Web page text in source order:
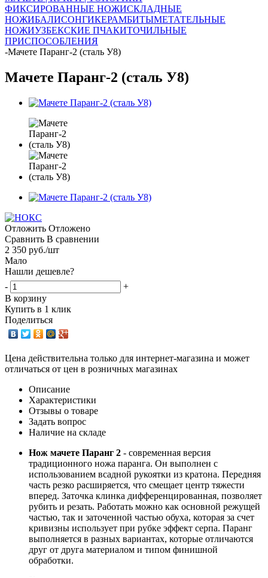
ФИКСИРОВАННЫЕ НОЖИСКЛАДНЫЕ
НОЖИБАЛИСОНГИКЕРАМБИТЫМЕТАТЕЛЬНЫЕ
НОЖИУЗБЕКСКИЕ ПЧАКИТОЧИЛЬНЫЕ
ПРИСПОСОБЛЕНИЯ
-Мачете Паранг-2 (сталь У8)
Мачете Паранг-2 (сталь У8)
Отложить Отложено
Сравнить В сравнении
2 350 руб./шт
Мало
Нашли дешевле?
-
+
В корзину
Купить в 1 клик
Поделиться
Цена действительна только для интернет-магазина и может
отличаться от цен в розничных магазинах
Описание
Характеристики
Отзывы о товаре
Задать вопрос
Наличие на складе
Нож мачете Паранг 2 - современная версия
традиционного ножа паранга. Он выполнен с
использованием всадной рукоятки из кратона. Передняя
часть резко расширяется, что смещает центр тяжести
вперед. Заточка клинка дифференцированная, позволяет
рубить и резать. Работать можно как основной режущей
частью, так и заточенной частью обуха, которая за счет
кривизны использует при рубке эффект серпа. Паранг
выполняется в разных вариантах, которые отличаются
друг от друга материалом и типом финишной
обработки.